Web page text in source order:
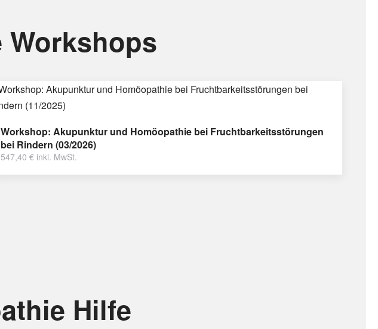
Workshop: Akupunktur und Homöopathie bei Fruchtbarkeitsstörungen
bei Rindern (03/2026)
547,40 € inkl. MwSt.
Hilfe